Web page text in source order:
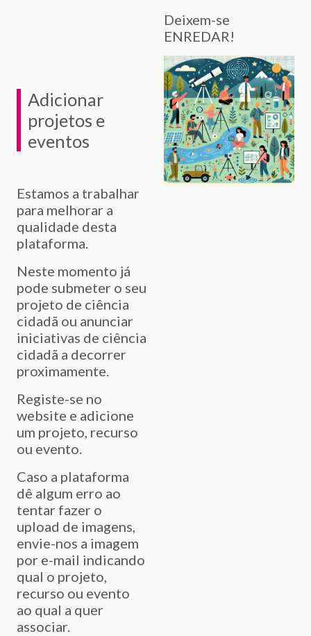
Deixem-se
ENREDAR!
Adicionar
projetos e
eventos
Estamos a trabalhar
para melhorar a
qualidade desta
plataforma.
Neste momento já
pode submeter o seu
projeto de ciência
cidadã ou anunciar
iniciativas de ciência
cidadã a decorrer
proximamente.
Registe-se no
website e adicione
um projeto, recurso
ou evento.
Caso a plataforma
dê algum erro ao
tentar fazer o
upload de imagens,
envie-nos a imagem
por e-mail indicando
qual o projeto,
recurso ou evento
ao qual a quer
associar.